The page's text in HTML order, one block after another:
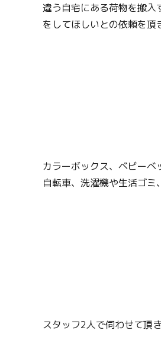
違う自宅にある荷物を搬
をしてほしいとの依頼を頂
カラーボックス、ベビーベ
自転車、洗濯機や生活ゴミ
スタッフ2人で伺わせて頂